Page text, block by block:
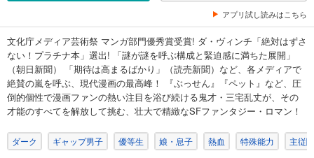
アプリ試し読みはこちら
文化庁メディア芸術祭 マンガ部門優秀賞受賞! ダ・ヴィンチ「絶対はずさ
ない！プラチナ本」選出! 「謎が謎を呼ぶ構成と緊迫感に満ちた展開」
（朝日新聞） 「期待は高まるばかり」（読売新聞）など、各メディアで
絶賛の嵐を呼ぶ、現代漫画の最高峰！ 『ぶっせん』『ペット』など、圧
倒的個性で漫画ファンの熱い注目を浴び続ける鬼才・三宅乱丈が、その
才能のすべてを解放して挑む、壮大で精緻なSFファンタジー・ロマン！
ダーク ギャップ男子 優等生 娘・息子 熱血 特殊能力 主従